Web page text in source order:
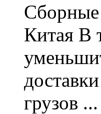
Сборные
Китая В
грузов ...